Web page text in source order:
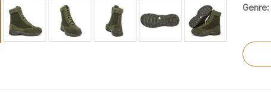
Genre: